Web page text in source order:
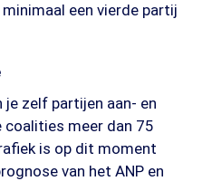
een vierde partij
je zelf partijen aan- en
coalities meer dan 75
is op dit moment
van het ANP en